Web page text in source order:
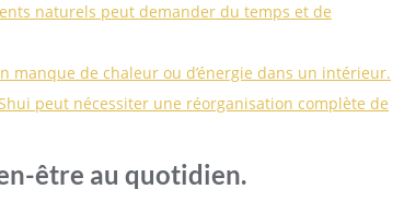
naturels peut demander du temps et de
manque de chaleur ou d’énergie dans un intérieur.
peut nécessiter une réorganisation complète de
être au quotidien.